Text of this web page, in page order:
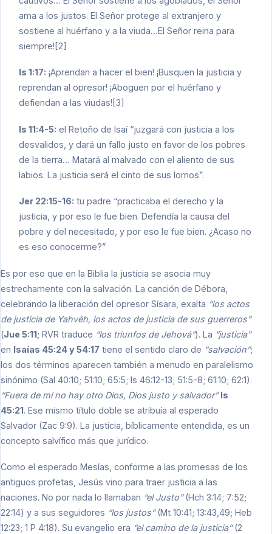
ama a los justos. El Señor protege al extranjero y
sostiene al huérfano y a la viuda…El Señor reina para
siempre![2]
Is 1:17: ¡Aprendan a hacer el bien! ¡Busquen la justicia y
reprendan al opresor! ¡Aboguen por el huérfano y
defiendan a las viudas![3]
Is 11:4-5: el Retoño de Isaí “juzgará con justicia a los
desvalidos, y dará un fallo justo en favor de los pobres
de la tierra… Matará al malvado con el aliento de sus
labios. La justicia será el cinto de sus lomos”.
Jer 22:15-16: tu padre “practicaba el derecho y la
justicia, y por eso le fue bien. Defendía la causa del
pobre y del necesitado, y por eso le fue bien. ¿Acaso no
es eso conocerme?”
Es por eso que en la Biblia la justicia se asocia muy
estrechamente con la salvación. La canción de Débora,
celebrando la liberación del opresor Sísara, exalta “los actos
de justicia de Yahvéh, los actos de justicia de sus guerreros”
(Jue 5:11; RVR traduce “los triunfos de Jehová”). La “justicia”
en Isaías 45:24 y 54:17 tiene el sentido claro de “salvación”;
los dos términos aparecen también a menudo en paralelismo
sinónimo (Sal 40:10; 51:10; 65:5; Is 46:12-13; 51:5-8; 61:10; 62:1).
“Fuera de mí no hay otro Dios, Dios justo y salvador”Is
45:21. Ese mismo título doble se atribuía al esperado
Salvador (Zac 9:9). La justicia, bíblicamente entendida, es un
concepto salvífico más que jurídico.
Como el esperado Mesías, conforme a las promesas de los
antiguos profetas, Jesús vino para traer justicia a las
naciones. No por nada lo llamaban “el Justo”(Hch 3:14; 7:52;
22:14) y a sus seguidores “los justos”(Mt 10:41; 13:43,49; Heb
12:23; 1 P 4:18). Su evangelio era “el camino de la justicia”(2